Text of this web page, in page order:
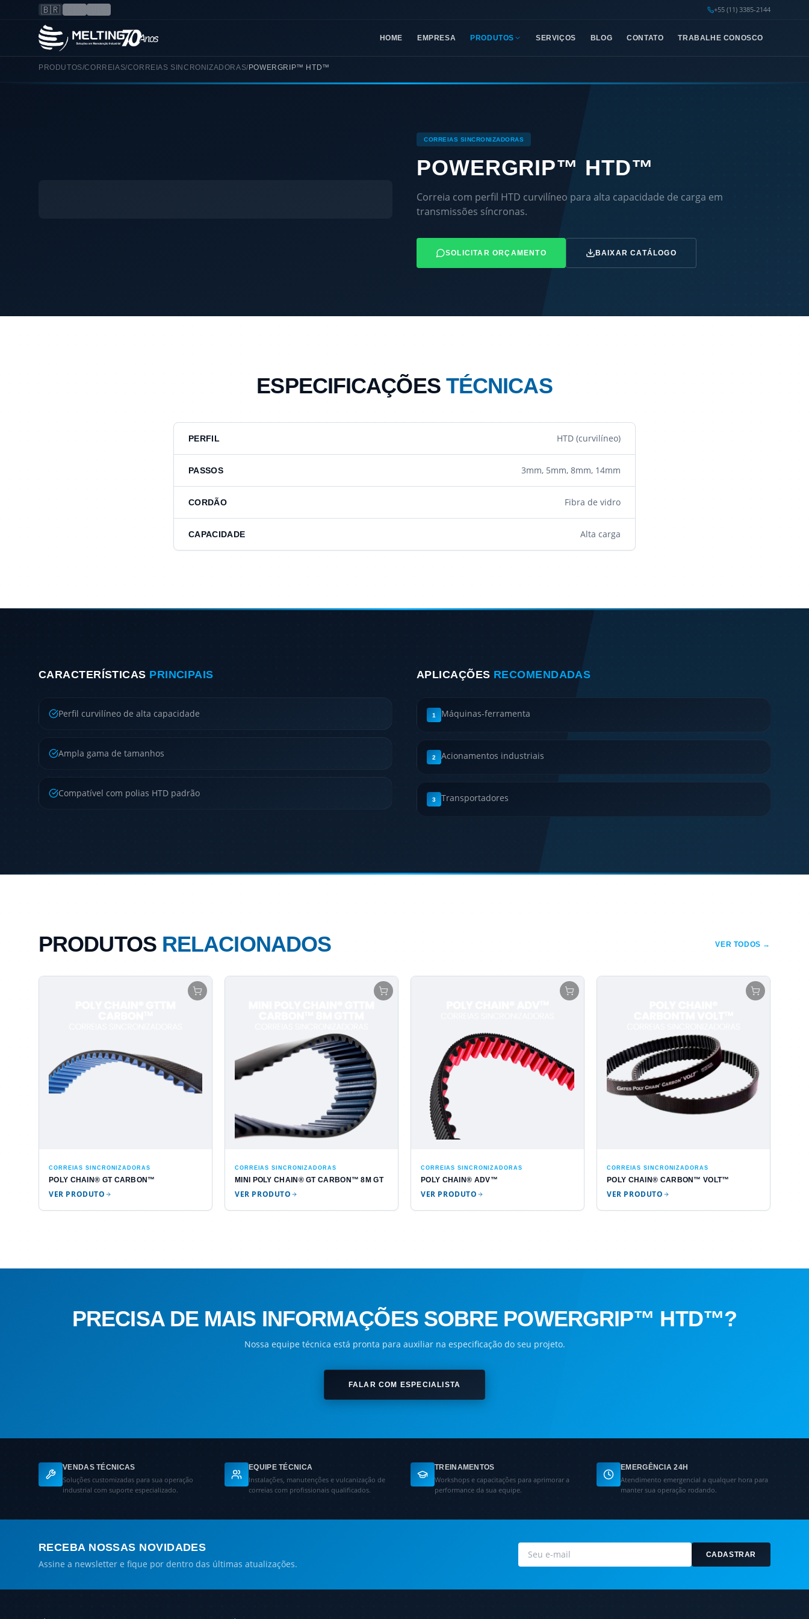
🇧🇷 +55 (11) 3385-2144
HOME EMPRESA PRODUTOS SERVIÇOS BLOG CONTATO TRABALHE CONOSCO
PRODUTOS/CORREIAS/CORREIAS SINCRONIZADORAS/ POWERGRIP™ HTD™
CORREIAS SINCRONIZADORAS
POWERGRIP™ HTD™
Correia com perfil HTD curvilíneo para alta capacidade de carga em
transmissões síncronas.
SOLICITAR ORÇAMENTO BAIXAR CATÁLOGO
ESPECIFICAÇÕES TÉCNICAS
PERFIL HTD (curvilíneo)
PASSOS 3mm, 5mm, 8mm, 14mm
CORDÃO Fibra de vidro
CAPACIDADE Alta carga
CARACTERÍSTICAS PRINCIPAIS
Perfil curvilíneo de alta capacidade
Ampla gama de tamanhos
Compatível com polias HTD padrão
APLICAÇÕES RECOMENDADAS
1 Máquinas-ferramenta
2 Acionamentos industriais
3 Transportadores
PRODUTOS RELACIONADOS VER TODOS →
CORREIAS SINCRONIZADORAS
POLY CHAIN® GT CARBON™
VER PRODUTO
CORREIAS SINCRONIZADORAS
MINI POLY CHAIN® GT CARBON™ 8M GT
VER PRODUTO
CORREIAS SINCRONIZADORAS
POLY CHAIN® ADV™
VER PRODUTO
CORREIAS SINCRONIZADORAS
POLY CHAIN® CARBON™ VOLT™
VER PRODUTO
PRECISA DE MAIS INFORMAÇÕES SOBRE POWERGRIP™ HTD™?
Nossa equipe técnica está pronta para auxiliar na especificação do seu projeto.
FALAR COM ESPECIALISTA
VENDAS TÉCNICAS
Soluções customizadas para sua operação
industrial com suporte especializado.
EQUIPE TÉCNICA
Instalações, manutenções e vulcanização de
correias com profissionais qualificados.
TREINAMENTOS
Workshops e capacitações para aprimorar a
performance da sua equipe.
EMERGÊNCIA 24H
Atendimento emergencial a qualquer hora para
manter sua operação rodando.
RECEBA NOSSAS NOVIDADES
Assine a newsletter e fique por dentro das últimas atualizações.
CADASTRAR